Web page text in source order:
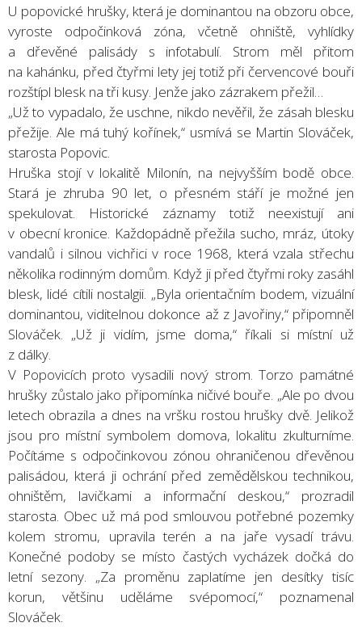
U popovické hrušky, která je dominantou na obzoru obce,
vyroste odpočinková zóna, včetně ohniště, vyhlídky
a dřevěné palisády s infotabulí. Strom měl přitom
na kahánku, před čtyřmi lety jej totiž při červencové bouři
rozštípl blesk na tři kusy. Jenže jako zázrakem přežil…
„Už to vypadalo, že uschne, nikdo nevěřil, že zásah blesku
přežije. Ale má tuhý kořínek,“ usmívá se Martin Slováček,
starosta Popovic.
Hruška stojí v lokalitě Milonín, na nejvyšším bodě obce.
Stará je zhruba 90 let, o přesném stáří je možné jen
spekulovat. Historické záznamy totiž neexistují ani
v obecní kronice. Každopádně přežila sucho, mráz, útoky
vandalů i silnou vichřici v roce 1968, která vzala střechu
několika rodinným domům. Když ji před čtyřmi roky zasáhl
blesk, lidé cítili nostalgii. „Byla orientačním bodem, vizuální
dominantou, viditelnou dokonce až z Javořiny,“ připomněl
Slováček. „Už ji vidím, jsme doma,“ říkali si místní už
z dálky.
V Popovicích proto vysadili nový strom. Torzo památné
hrušky zůstalo jako připomínka ničivé bouře. „Ale po dvou
letech obrazila a dnes na vršku rostou hrušky dvě. Jelikož
jsou pro místní symbolem domova, lokalitu zkulturníme.
Počítáme s odpočinkovou zónou ohraničenou dřevěnou
palisádou, která ji ochrání před zemědělskou technikou,
ohništěm, lavičkami a informační deskou,“ prozradil
starosta. Obec už má pod smlouvou potřebné pozemky
kolem stromu, upravila terén a na jaře vysadí trávu.
Konečné podoby se místo častých vycházek dočká do
letní sezony. „Za proměnu zaplatíme jen desítky tisíc
korun, většinu uděláme svépomocí,“ poznamenal
Slováček.